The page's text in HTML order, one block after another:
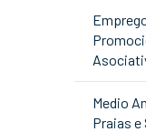
Medio
Praias e